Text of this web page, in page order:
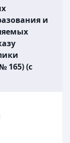
и
165) (с